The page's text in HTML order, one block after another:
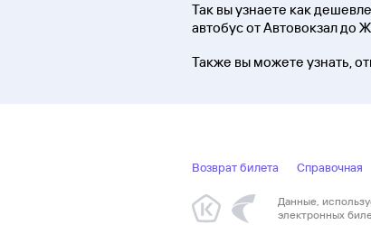
Так вы узнаете как
автобус от Автовокзал до
Также вы можете узнать,
Возврат билета Справочная
Данные,
электронных